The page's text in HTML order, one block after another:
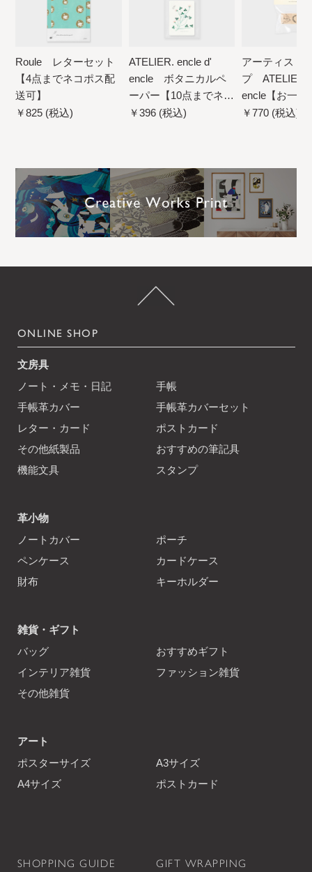
Roule レターセット
【4点までネコポス配
送可】
￥825 (税込)
ATELIER. encle d'
encle ボタニカルペ
ーパー【10点までネコ
ポス配送可】
￥396 (税込)
アーティスト
プ ATELIER.
encle【お一人
柄5点まで／
￥770 (税込)～
ONLINE SHOP
文房具
ノート・メモ・日記
手帳
手帳革カバー
手帳革カバーセット
レター・カード
ポストカード
その他紙製品
おすすめの筆記具
機能文具
スタンプ
革小物
ノートカバー
ポーチ
ペンケース
カードケース
財布
キーホルダー
雑貨・ギフト
バッグ
おすすめギフト
インテリア雑貨
ファッション雑貨
その他雑貨
アート
ポスターサイズ
A3サイズ
A4サイズ
ポストカード
SHOPPING GUIDE
GIFT WRAPPING